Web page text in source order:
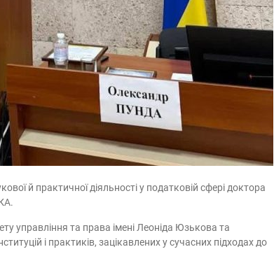
й практичної діяльності у податковій сфері доктора
управління та права імені Леоніда Юзькова та
і практиків, зацікавлених у сучасних підходах до